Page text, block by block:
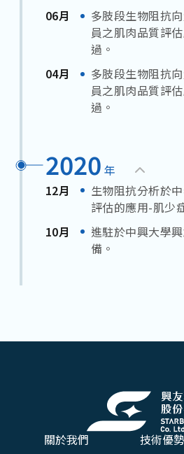
06月
多肢段生物阻抗
員之肌肉品質評
過。
04月
多肢段生物阻抗
員之肌肉品質評
過。
2020 年
12月
生物阻抗分析於
評估的應用-肌少
10月
進駐於中興大學
備。
關於我們 技術優勢